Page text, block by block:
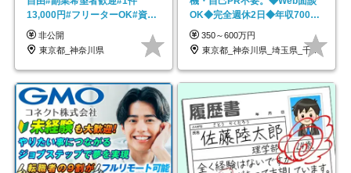
13,000円#フリーターOK#資格
スキル不要
非公開
東京都_神奈川県
OK◆完全週休2日◆年収700万
円可/p13
350～600万円
東京都_神奈川県_埼玉県_千葉県_大阪府…